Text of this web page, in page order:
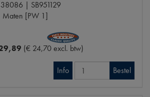
| SB951129
Maten [PW 1]
(€ 24,70 excl. btw)
Info Bestel